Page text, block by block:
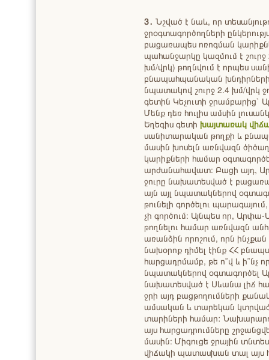
3․ Նշված է նաև, որ
ջրօգտագործողների
բացառապես ոռոգման
պահանջարկը կազմում է
խմ/վրկ) թողնվում է որպես
բնապահպանական
նպատակով շուրջ 2.4 խմ/վրկ
գետին Կեչուտի ջրամբարից`
Մենք դեռ հուլիս ամսին
Եղեգիս գետի խայտառակ
սանիտարական թողքի և
մասին խոսելն առնվազն
կարիքների համար
արժանահավատ։ Բացի այդ,
ջուրը նախատեսված է
այն այլ նպատակներով
թունելի գործելու
չի գործում։ Այնպես որ,
թողնելու համար առնվազն
առանձին որոշում, որն
նախօրոք դիմել էինք ՀՀ
հարցադրմամբ, թե ո՞վ և ի՞նչ
նպատակներով օգտագործել
նախատեսված է Սևանա լիճ
ջրի այդ բացթողումների
ամսական և տարեկան
տարիների համար:
այս հարցադրումները
մասին։ Միգուցե ջրային
վիճակի պատասխան տալ այս